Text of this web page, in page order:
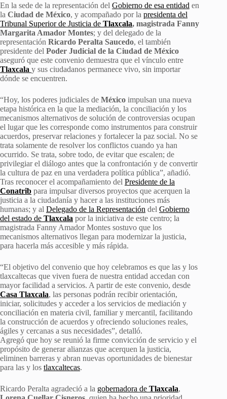
En la sede de la representación del Gobierno de esa entidad en
la Ciudad de México, y acompañado por la presidenta del
Tribunal Superior de Justicia de Tlaxcala, magistrada Fanny
Margarita Amador Montes; y del delegado de la
representación Ricardo Peralta Saucedo, el también
presidente del Poder Judicial de la Ciudad de México
aseguró que este convenio demuestra que el vínculo entre
Tlaxcala y sus ciudadanos permanece vivo, sin importar
dónde se encuentren.
“Hoy, los poderes judiciales de México impulsan una nueva
etapa histórica en la que la mediación, la conciliación y los
mecanismos alternativos de solución de controversias ocupan
el lugar que les corresponde como instrumentos para construir
acuerdos, preservar relaciones y fortalecer la paz social. No se
trata solamente de resolver los conflictos cuando ya han
ocurrido. Se trata, sobre todo, de evitar que escalen; de
privilegiar el diálogo antes que la confrontación y de convertir
la cultura de paz en una verdadera política pública”, añadió.
Tras reconocer el acompañamiento del Presidente de la
Conatrib para impulsar diversos proyectos que acerquen la
justicia a la ciudadanía y hacer a las instituciones más
humanas; y al Delegado de la Representación del Gobierno
del estado de Tlaxcala por la iniciativa de este centro; la
magistrada Fanny Amador Montes sostuvo que los
mecanismos alternativos llegan para modernizar la justicia,
para hacerla más accesible y más rápida.
“El objetivo del convenio que hoy celebramos es que las y los
tlaxcaltecas que viven fuera de nuestra entidad accedan con
mayor facilidad a servicios. A partir de este convenio, desde
Casa Tlaxcala, las personas podrán recibir orientación,
iniciar, solicitudes y acceder a los servicios de mediación y
conciliación en materia civil, familiar y mercantil, facilitando
la construcción de acuerdos y ofreciendo soluciones reales,
ágiles y cercanas a sus necesidades”, detalló.
Agregó que hoy se reunió la firme convicción de servicio y el
propósito de generar alianzas que acerquen la justicia,
eliminen barreras y abran nuevas oportunidades de bienestar
para las y los tlaxcaltecas.
Ricardo Peralta agradeció a la gobernadora de Tlaxcala,